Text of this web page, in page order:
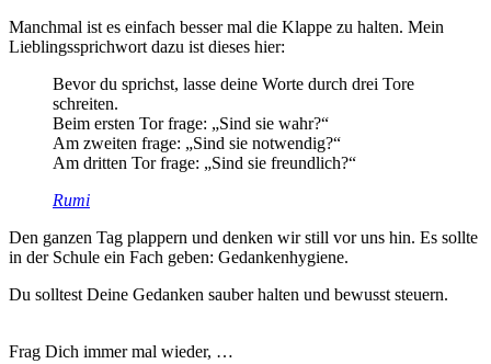
Manchmal ist es einfach besser mal die Klappe zu halten. Mein
Lieblingssprichwort dazu ist dieses hier:
Bevor du sprichst, lasse deine Worte durch drei Tore
schreiten.
Beim ersten Tor frage: „Sind sie wahr?“
Am zweiten frage: „Sind sie notwendig?“
Am dritten Tor frage: „Sind sie freundlich?“
Rumi
Den ganzen Tag plappern und denken wir still vor uns hin. Es sollte
in der Schule ein Fach geben: Gedankenhygiene.
Du solltest Deine Gedanken sauber halten und bewusst steuern.
Frag Dich immer mal wieder, …